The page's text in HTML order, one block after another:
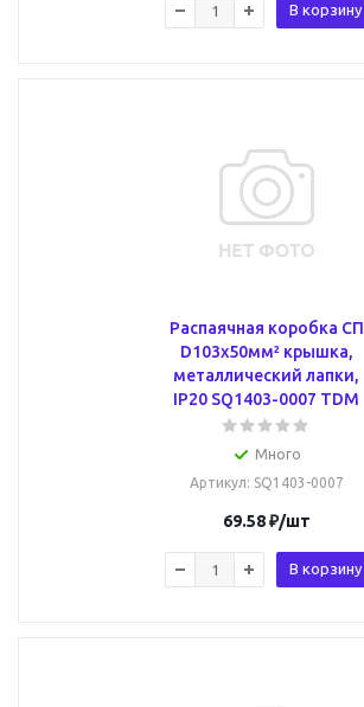
В корзину
Распаячная коробка СП
D103х50мм² крышка,
металлический лапки,
IP20 SQ1403-0007 TDM
Много
Артикул: SQ1403-0007
69.58₽/шт
В корзину